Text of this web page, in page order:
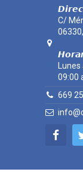
C/
Lunes
09:00
669